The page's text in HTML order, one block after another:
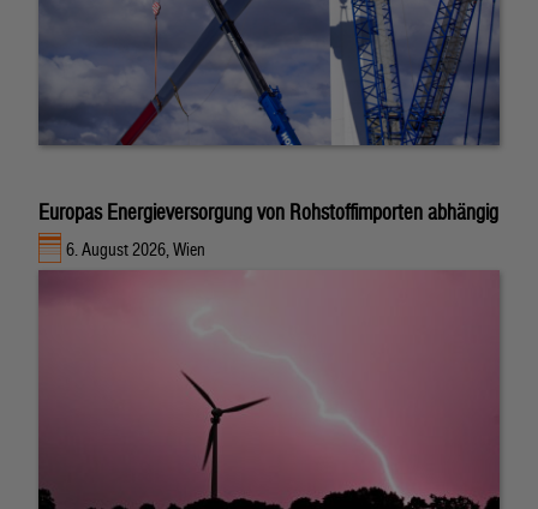
Europas Energieversorgung von Rohstoffimporten abhängig
6. August 2026, Wien